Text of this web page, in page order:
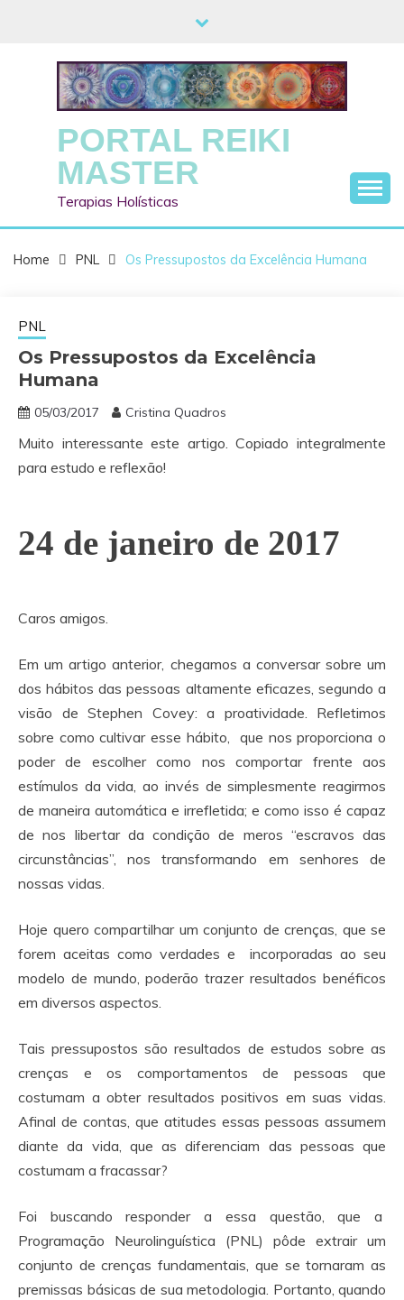
PORTAL REIKI
MASTER
Terapias Holísticas
Home PNL Os Pressupostos da Excelência Humana
PNL
Os Pressupostos da Excelência
Humana
05/03/2017 Cristina Quadros
Muito interessante este artigo. Copiado integralmente
para estudo e reflexão!
24 de janeiro de 2017
Caros amigos.
Em um artigo anterior, chegamos a conversar sobre um
dos hábitos das pessoas altamente eficazes, segundo a
visão de Stephen Covey: a proatividade. Refletimos
sobre como cultivar esse hábito, que nos proporciona o
poder de escolher como nos comportar frente aos
estímulos da vida, ao invés de simplesmente reagirmos
de maneira automática e irrefletida; e como isso é capaz
de nos libertar da condição de meros “escravos das
circunstâncias”, nos transformando em senhores de
nossas vidas.
Hoje quero compartilhar um conjunto de crenças, que se
forem aceitas como verdades e incorporadas ao seu
modelo de mundo, poderão trazer resultados benéficos
em diversos aspectos.
Tais pressupostos são resultados de estudos sobre as
crenças e os comportamentos de pessoas que
costumam a obter resultados positivos em suas vidas.
Afinal de contas, que atitudes essas pessoas assumem
diante da vida, que as diferenciam das pessoas que
costumam a fracassar?
Foi buscando responder a essa questão, que a
Programação Neurolinguística (PNL) pôde extrair um
conjunto de crenças fundamentais, que se tornaram as
premissas básicas de sua metodologia. Portanto, quando